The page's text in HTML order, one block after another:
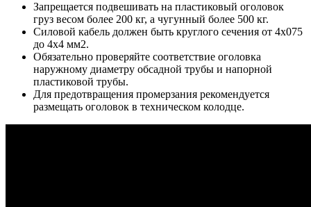
Запрещается подвешивать на пластиковый оголовок
груз весом более 200 кг, а чугунный более 500 кг.
Силовой кабель должен быть круглого сечения от 4х075
до 4х4 мм2.
Обязательно проверяйте соответствие оголовка
наружному диаметру обсадной трубы и напорной
пластиковой трубы.
Для предотвращения промерзания рекомендуется
размещать оголовок в техническом колодце.